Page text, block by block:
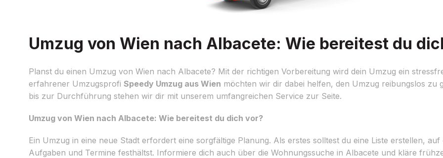
Umzug von Wien nach Albacete: Wie bereitest du
Planst du einen Umzug von Wien nach Albacete? Mit der richtigen Vorbereitung wird dein Umzug ein
erfahrener Umzugsprofi Speedy Umzug aus Wien möchten wir dir dabei helfen, den Umzug reibungslos zu
bis zur Durchführung stehen wir dir mit unserem umfangreichen Service zur Seite.
Umzug von Wien nach Albacete: Wie bereitest du dich vor?
Ein Umzug in eine neue Stadt erfordert eine sorgfältige Planung. Als erstes solltest du eine Liste erstellen,
Aufgaben und Termine festhältst. Informiere dich auch über die Wohnungssuche in Albacete und kläre